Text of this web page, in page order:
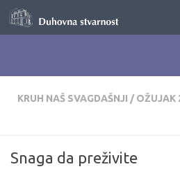
Skip to content
KRUH NAŠ SVAGDAŠNJI / OŽUJAK
Snaga da preživite